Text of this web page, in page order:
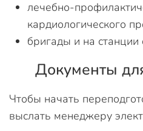
лечебно-
кардиологического
бригады и на
Документы
Чтобы начать
выслать менеджеру